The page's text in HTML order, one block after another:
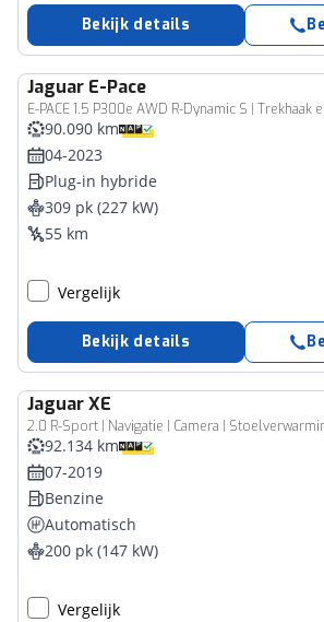
Bekijk details
Jaguar E-Pace
90.090 km
04-2023
Plug-in hybride
309 pk (227 kW)
55 km
Vergelijk
Bekijk details
JaguarXE
2.0 R-Sport | Navigatie | Camera |
92.134 km
07-2019
Benzine
Automatisch
200 pk (147 kW)
Vergelijk